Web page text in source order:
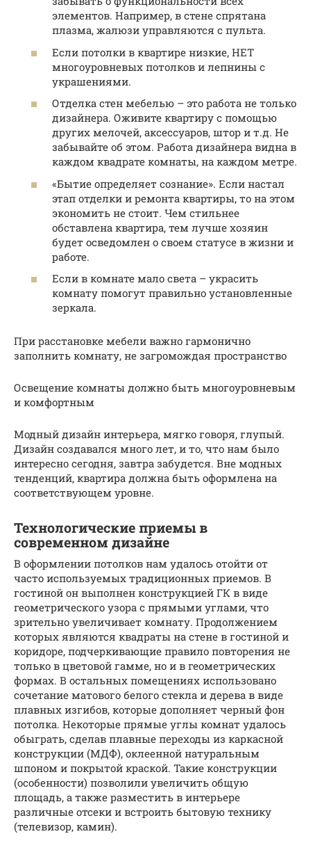
элементов. Например, в стене спрятана
плазма, жалюзи управляются с пульта.
Если потолки в квартире низкие, НЕТ
многоуровневых потолков и лепнины с
украшениями.
Отделка стен мебелью – это работа не только
дизайнера. Оживите квартиру с помощью
других мелочей, аксессуаров, штор и т.д. Не
забывайте об этом. Работа дизайнера видна в
каждом квадрате комнаты, на каждом метре.
«Бытие определяет сознание». Если настал
этап отделки и ремонта квартиры, то на этом
экономить не стоит. Чем стильнее
обставлена ​​квартира, тем лучше хозяин
будет осведомлен о своем статусе в жизни и
работе.
Если в комнате мало света – украсить
комнату помогут правильно установленные
зеркала.
При расстановке мебели важно гармонично
заполнить комнату, не загромождая пространство
Освещение комнаты должно быть многоуровневым
и комфортным
Модный дизайн интерьера, мягко говоря, глупый.
Дизайн создавался много лет, и то, что нам было
интересно сегодня, завтра забудется. Вне модных
тенденций, квартира должна быть оформлена на
соответствующем уровне.
Технологические приемы в
современном дизайне
В оформлении потолков нам удалось отойти от
часто используемых традиционных приемов. В
гостиной он выполнен конструкцией ГК в виде
геометрического узора с прямыми углами, что
зрительно увеличивает комнату. Продолжением
которых являются квадраты на стене в гостиной и
коридоре, подчеркивающие правило повторения не
только в цветовой гамме, но и в геометрических
формах. В остальных помещениях использовано
сочетание матового белого стекла и дерева в виде
плавных изгибов, которые дополняет черный фон
потолка. Некоторые прямые углы комнат удалось
обыграть, сделав плавные переходы из каркасной
конструкции (МДФ), оклеенной натуральным
шпоном и покрытой краской. Такие конструкции
(особенности) позволили увеличить общую
площадь, а также разместить в интерьере
различные отсеки и встроить бытовую технику
(телевизор, камин).